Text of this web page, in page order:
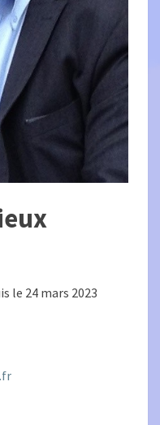
le 24 mars 2023